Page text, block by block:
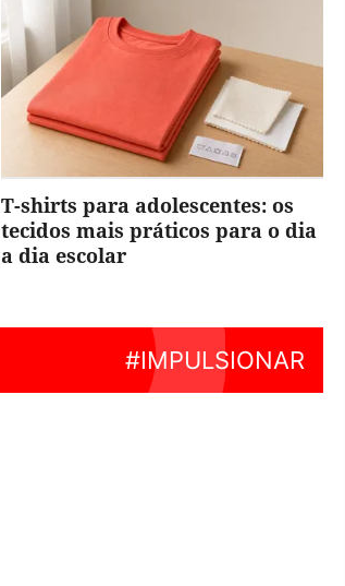
T-shirts para adolescentes: os
tecidos mais práticos para o dia
a dia escolar